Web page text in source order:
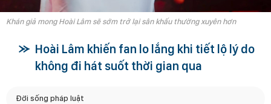
Khán giả mong Hoài Lâm sẽ sớm trở lại sân khấu thường xuyên hơn
Hoài Lâm khiến fan lo lắng khi tiết lộ lý do
không đi hát suốt thời gian qua
Đời sống pháp luật